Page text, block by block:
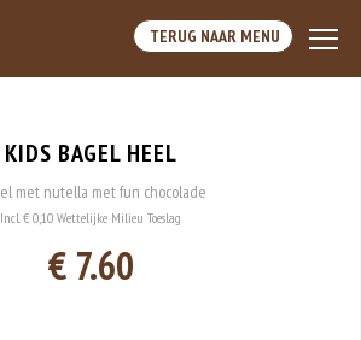
TERUG NAAR MENU
KIDS BAGEL HEEL
met nutella met fun chocolade
Incl. € 0,10 Wettelijke Milieu Toeslag
€ 7.60